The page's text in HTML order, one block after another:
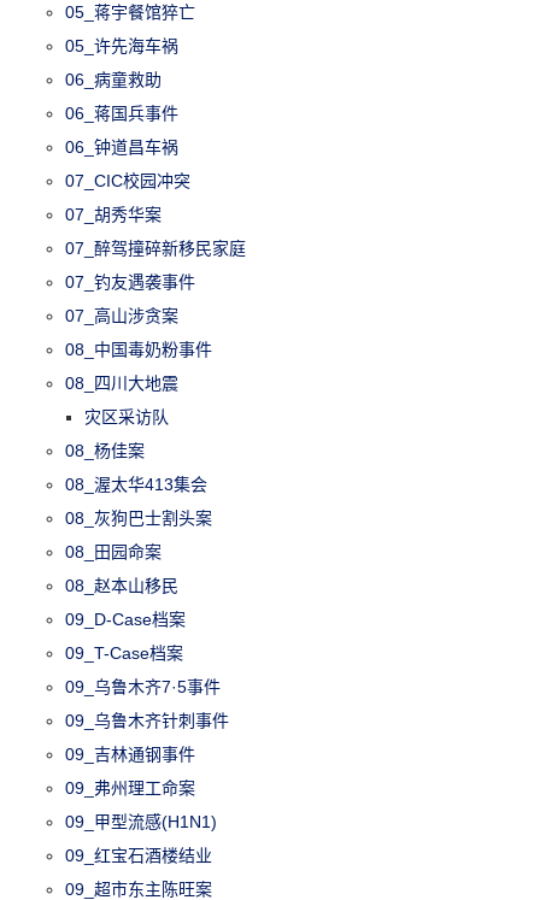
05_蒋宇餐馆猝亡
05_许先海车祸
06_病童救助
06_蒋国兵事件
06_钟道昌车祸
07_CIC校园冲突
07_胡秀华案
07_醉驾撞碎新移民家庭
07_钓友遇袭事件
07_高山涉贪案
08_中国毒奶粉事件
08_四川大地震
灾区采访队
08_杨佳案
08_渥太华413集会
08_灰狗巴士割头案
08_田园命案
08_赵本山移民
09_D-Case档案
09_T-Case档案
09_乌鲁木齐7·5事件
09_乌鲁木齐针刺事件
09_吉林通钢事件
09_弗州理工命案
09_甲型流感(H1N1)
09_红宝石酒楼结业
09_超市东主陈旺案